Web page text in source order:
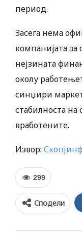
период.
Засега нема
компанијата
нејзината
околу
синџири
стабилноста на
вработените.
Извор:
299
Сподели